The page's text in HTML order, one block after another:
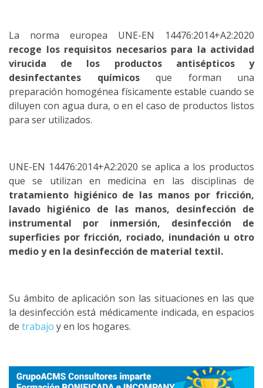
La norma europea UNE-EN 14476:2014+A2:2020
recoge los requisitos necesarios para la actividad
virucida de los productos antisépticos y
desinfectantes químicosque forman una
preparación homogénea físicamente estable cuando se
diluyen con agua dura, o en el caso de productos listos
para ser utilizados.
UNE-EN 14476:2014+A2:2020 se aplica a los productos
que se utilizan en medicina en las disciplinas de
tratamiento higiénico de las manos por fricción,
lavado higiénico de las manos, desinfección de
instrumental por inmersión, desinfección de
superficies por fricción, rociado, inundación u otro
medio y en la desinfección de material textil.
Su ámbito de aplicación son las situaciones en las que
la desinfección está médicamente indicada, en espacios
de trabajo y en los hogares.